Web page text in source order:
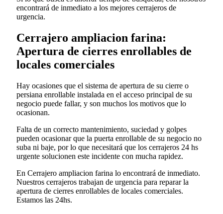
encontrará de inmediato a los mejores cerrajeros de
urgencia.
Cerrajero ampliacion farina:
Apertura de cierres enrollables de
locales comerciales
Hay ocasiones que el sistema de apertura de su cierre o
persiana enrollable instalada en el acceso principal de su
negocio puede fallar, y son muchos los motivos que lo
ocasionan.
Falta de un correcto mantenimiento, suciedad y golpes
pueden ocasionar que la puerta enrollable de su negocio no
suba ni baje, por lo que necesitará que los cerrajeros 24 hs
urgente solucionen este incidente con mucha rapidez.
En Cerrajero ampliacion farina lo encontrará de inmediato.
Nuestros cerrajeros trabajan de urgencia para reparar la
apertura de cierres enrollables de locales comerciales.
Estamos las 24hs.